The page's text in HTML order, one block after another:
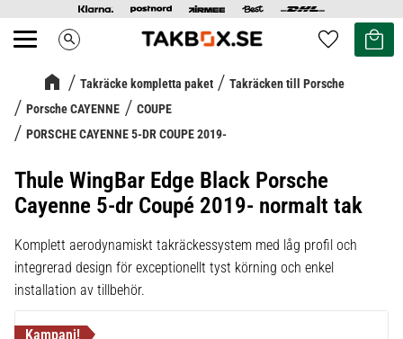
Meny search Favoriter
Kundvagn
Takräcke kompletta paket
Takräcken till Porsche
Porsche CAYENNE
COUPE
PORSCHE CAYENNE 5-DR COUPE 2019-
Thule WingBar Edge Black Porsche
Cayenne 5-dr Coupé 2019- normalt tak
Komplett aerodynamiskt takräckessystem med låg profil och
integrerad design för exceptionellt tyst körning och enkel
installation av tillbehör.